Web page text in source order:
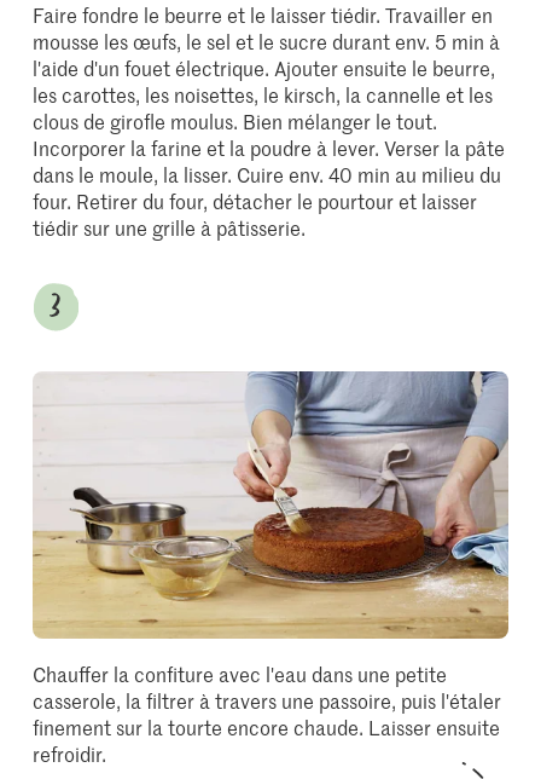
Faire fondre le beurre et le laisser tiédir. Travailler en
mousse les œufs, le sel et le sucre durant env. 5 min à
l'aide d'un fouet électrique. Ajouter ensuite le beurre,
les carottes, les noisettes, le kirsch, la cannelle et les
clous de girofle moulus. Bien mélanger le tout.
Incorporer la farine et la poudre à lever. Verser la pâte
dans le moule, la lisser. Cuire env. 40 min au milieu du
four. Retirer du four, détacher le pourtour et laisser
tiédir sur une grille à pâtisserie.
Chauffer la confiture avec l'eau dans une petite
casserole, la filtrer à travers une passoire, puis l'étaler
finement sur la tourte encore chaude. Laisser ensuite
refroidir.